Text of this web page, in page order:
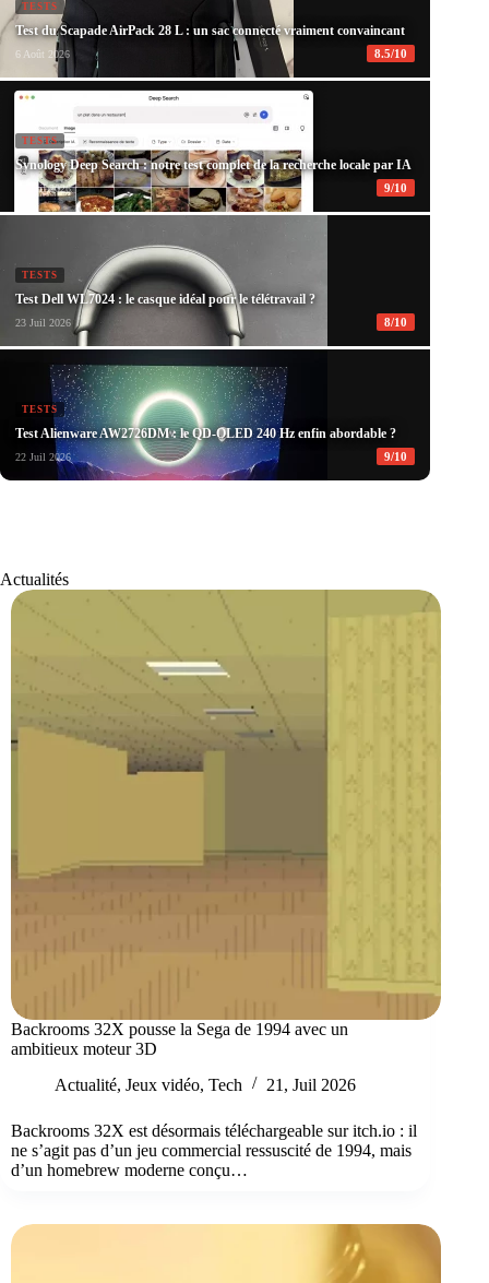
TESTS
Test du Scapade AirPack 28 L : un sac connecté vraiment convaincant
6 Août 2026 8.5/10
TESTS
Synology Deep Search : notre test complet de la recherche locale par IA
28 Juil 2026 9/10
TESTS
Test Dell WL7024 : le casque idéal pour le télétravail ?
23 Juil 2026 8/10
TESTS
Test Alienware AW2726DM : le QD-OLED 240 Hz enfin abordable ?
22 Juil 2026 9/10
Actualités
Backrooms 32X pousse la Sega de 1994 avec un
ambitieux moteur 3D
Actualité, Jeux vidéo, Tech 21, Juil 2026
Backrooms 32X est désormais téléchargeable sur itch.io : il
ne s’agit pas d’un jeu commercial ressuscité de 1994, mais
d’un homebrew moderne conçu…